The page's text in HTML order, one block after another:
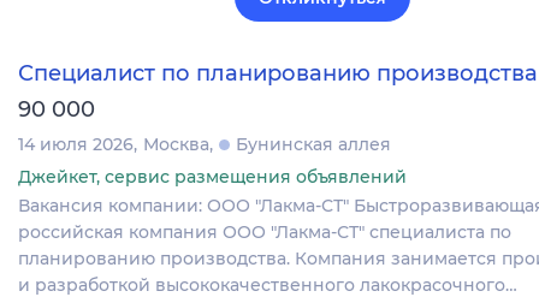
Специалист по планированию производства
90 000
14 июля 2026 Москва
Бунинская аллея
Джейкет, сервис размещения объявлений
Вакансия компании: ООО "Лакма-СТ"
российская компания ООО "Лакма-СТ" специалиста по
планированию производства. Компания занимается
и разработкой высококачественного лакокрасочного…